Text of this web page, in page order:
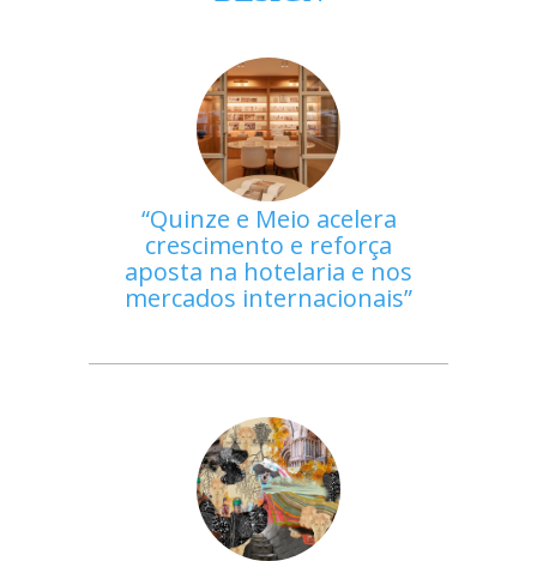
Quinze e Meio acelera
crescimento e reforça
aposta na hotelaria e nos
mercados internacionais